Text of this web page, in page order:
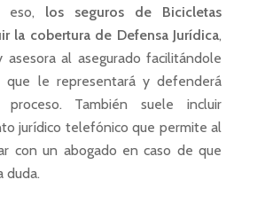
eso, los seguros de Bicicletas
la cobertura de Defensa Jurídica,
asesora al asegurado facilitándole
que le representará y defenderá
También suele incluir
jurídico telefónico que permite al
con un abogado en caso de que
duda.